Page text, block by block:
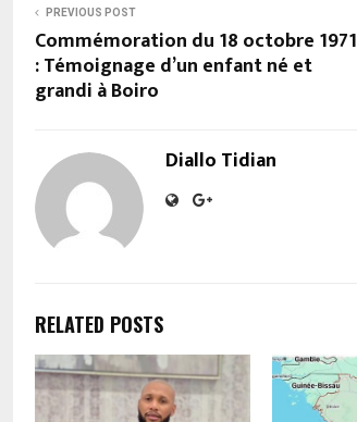
PREVIOUS POST
Commémoration du 18 octobre 1971
: Témoignage d’un enfant né et
grandi à Boiro
Diallo Tidian
RELATED POSTS